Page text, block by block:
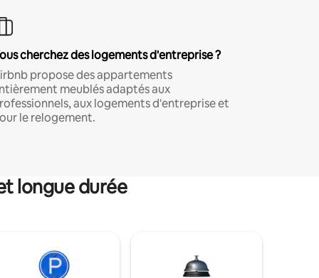
cherchez des logements d'entreprise ?
propose des appartements
meublés adaptés aux
aux logements d'entreprise et
le relogement.
longue durée